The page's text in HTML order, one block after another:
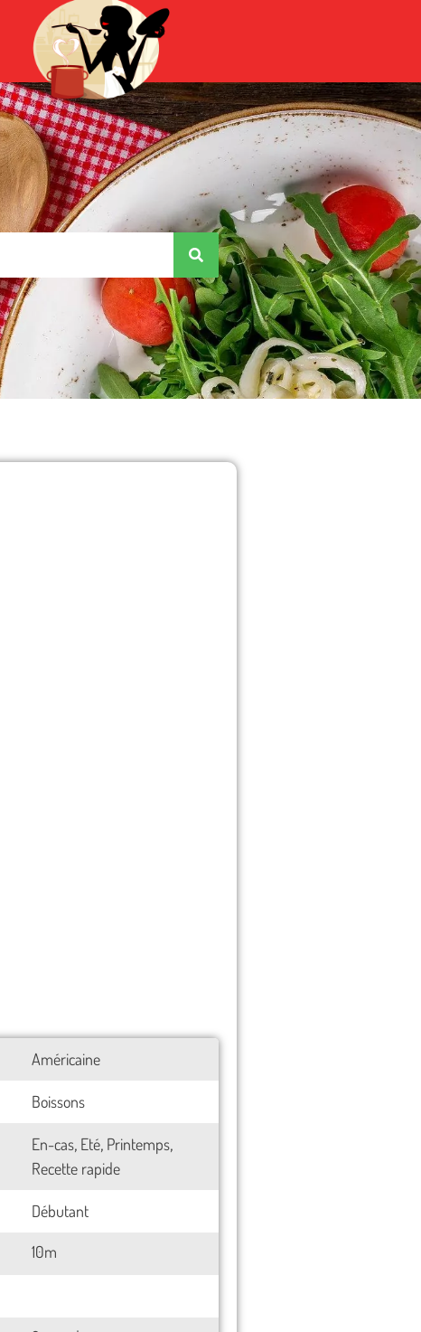
Américaine
Boissons
En-cas, Eté, Printemps,
Recette rapide
Débutant
10m